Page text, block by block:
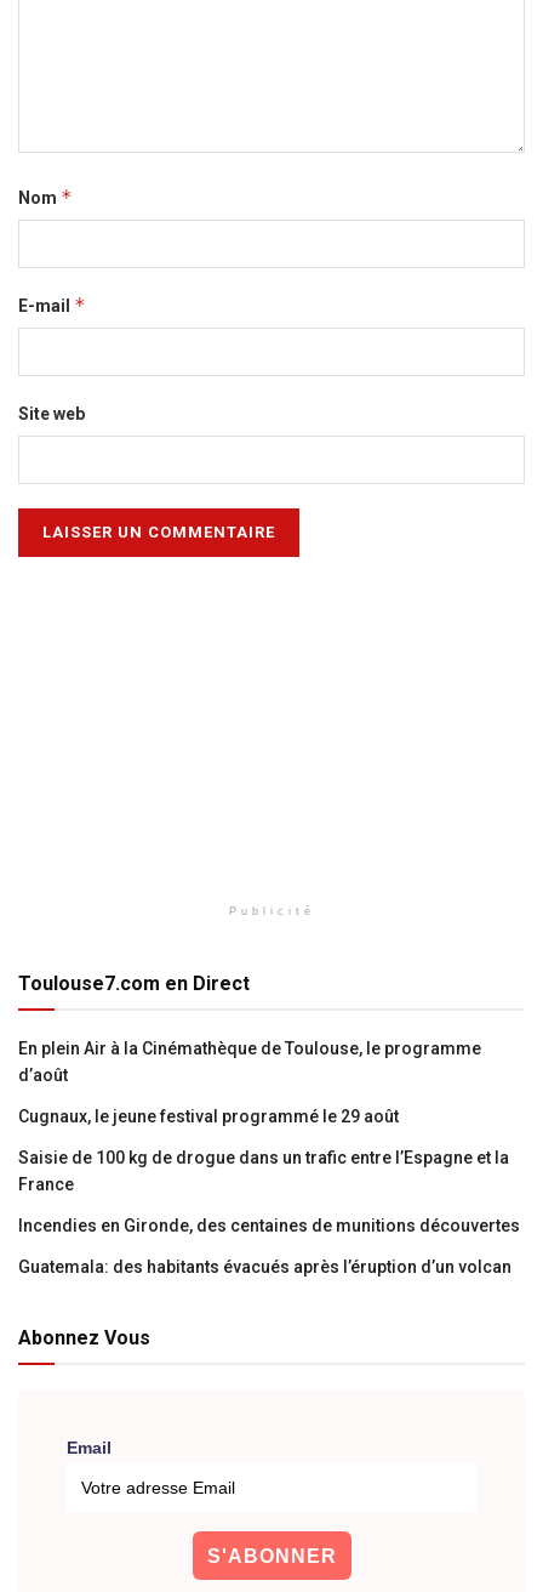
Nom *
E-mail *
Site web
Publicité
Toulouse7.com en Direct
En plein Air à la Cinémathèque de Toulouse, le programme
d’août
Cugnaux, le jeune festival programmé le 29 août
Saisie de 100 kg de drogue dans un trafic entre l’Espagne et la
France
Incendies en Gironde, des centaines de munitions découvertes
Guatemala: des habitants évacués après l’éruption d’un volcan
Abonnez Vous
Email